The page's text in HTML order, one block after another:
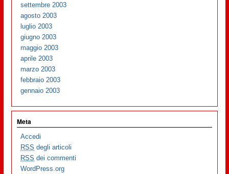
settembre 2003
agosto 2003
luglio 2003
giugno 2003
maggio 2003
aprile 2003
marzo 2003
febbraio 2003
gennaio 2003
Meta
Accedi
RSS degli articoli
RSS dei commenti
WordPress.org